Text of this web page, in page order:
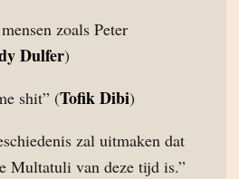
zoals Peter
Dulfer)
shit” (Tofik Dibi)
zal uitmaken dat
Multatuli van deze tijd is.”